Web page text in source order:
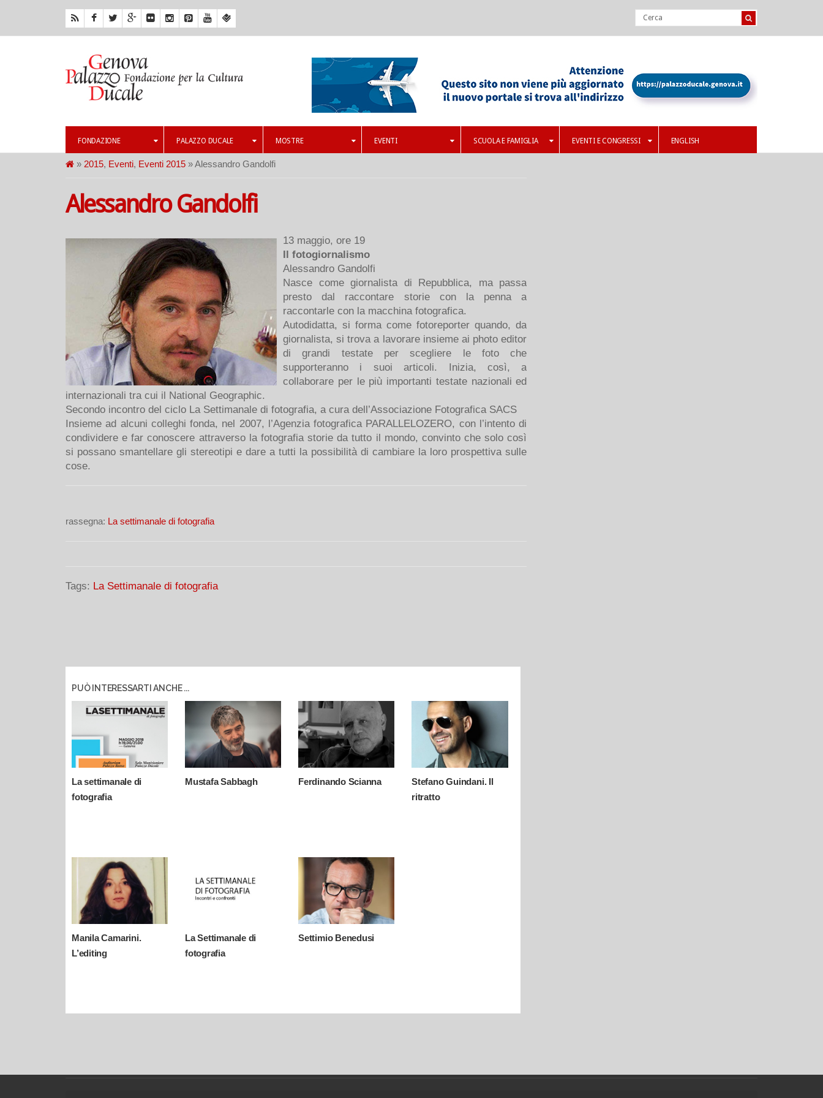
FONDAZIONE PALAZZO DUCALE MOSTRE EVENTI SCUOLA E FAMIGLIA EVENTI E CONGRESSI ENGLISH
» 2015, Eventi, Eventi 2015 » Alessandro Gandolfi
Alessandro Gandolfi
13 maggio, ore 19
Il fotogiornalismo
Alessandro Gandolfi
Nasce come giornalista di Repubblica, ma passa
presto dal raccontare storie con la penna a
raccontarle con la macchina fotografica.
Autodidatta, si forma come fotoreporter quando, da
giornalista, si trova a lavorare insieme ai photo editor
di grandi testate per scegliere le foto che
supporteranno i suoi articoli. Inizia, così, a
collaborare per le più importanti testate nazionali ed
internazionali tra cui il National Geographic.
Secondo incontro del ciclo La Settimanale di fotografia, a cura dell’Associazione Fotografica SACS
Insieme ad alcuni colleghi fonda, nel 2007, l’Agenzia fotografica PARALLELOZERO, con l’intento di
condividere e far conoscere attraverso la fotografia storie da tutto il mondo, convinto che solo così
si possano smantellare gli stereotipi e dare a tutti la possibilità di cambiare la loro prospettiva sulle
cose.
rassegna: La settimanale di fotografia
Tags: La Settimanale di fotografia
PUÒ INTERESSARTI ANCHE ...
La settimanale di
fotografia
Mustafa Sabbagh Ferdinando Scianna
Stefano Guindani. Il
ritratto
Manila Camarini.
L’editing
La Settimanale di
fotografia
Settimio Benedusi